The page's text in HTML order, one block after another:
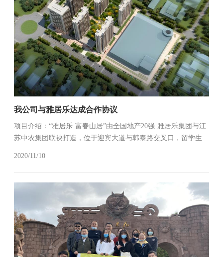
我公司与雅居乐达成合作协议
项目介绍：“雅居乐·富春山居”由全国地产20强·雅居乐集团与江
苏中农集团联袂打造，位于迎宾大道与韩泰路交叉口，留学生
筑面积约18...
2020/11/10